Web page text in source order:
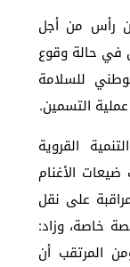
تم ترقيم 6.6 ملايين رأس من أجل
في حالة وقوع
للسلامة
التسمين.
القروية
ضيعات الأغنام
على نقل
خاصة، وزاد:
مراقبة ومن المرتقب أن